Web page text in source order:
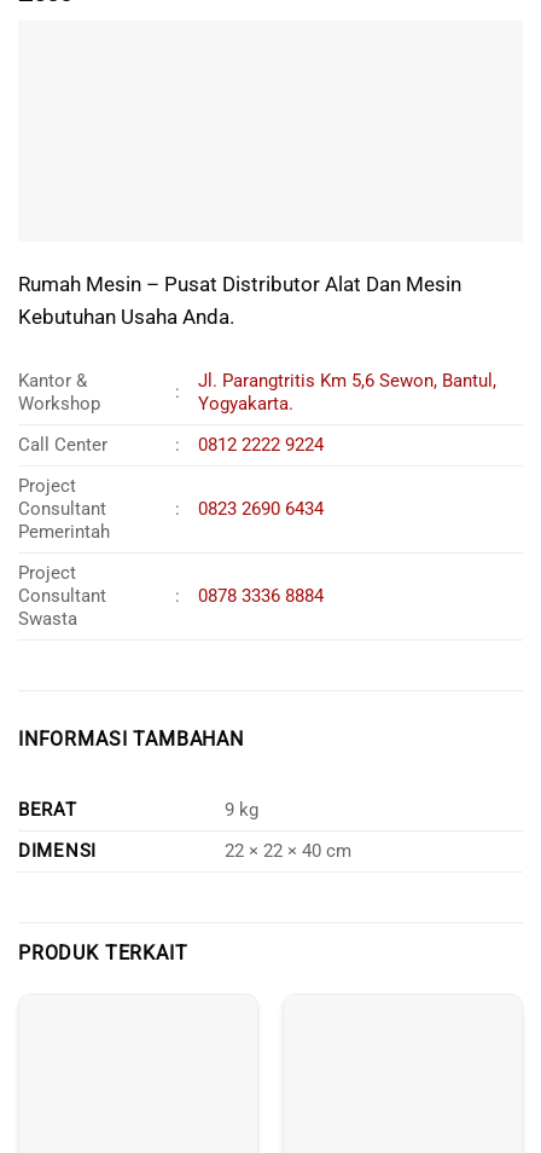
Rumah Mesin – Pusat Distributor Alat Dan Mesin
Kebutuhan Usaha Anda.
Kantor &
Workshop
:
Jl. Parangtritis Km 5,6 Sewon, Bantul,
Yogyakarta.
Call Center
:
0812 2222 9224
Project
Consultant
Pemerintah
: 0823 2690 6434
Project
Consultant
Swasta
: 0878 3336 8884
INFORMASI TAMBAHAN
BERAT
9 kg
DIMENSI
22 × 22 × 40 cm
PRODUK TERKAIT